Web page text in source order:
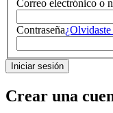
Correo electrónico o
Contraseña
Crear una